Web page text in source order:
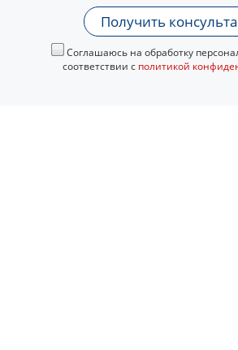
Получить
Соглашаюсь на обработку
соответствии с политикой